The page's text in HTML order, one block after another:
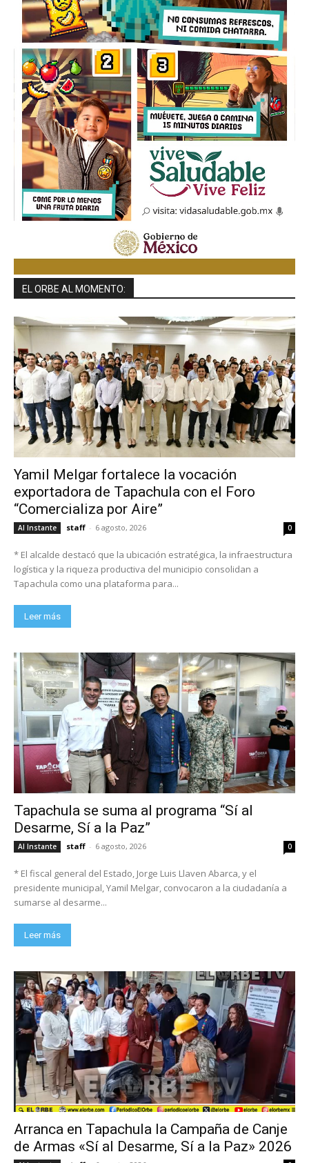
EL ORBE AL MOMENTO:
Yamil Melgar fortalece la vocación
exportadora de Tapachula con el Foro
“Comercializa por Aire”
Al Instante staff - 6 agosto, 2026 0
* El alcalde destacó que la ubicación estratégica, la infraestructura
logística y la riqueza productiva del municipio consolidan a
Tapachula como una plataforma para...
Leer más
Tapachula se suma al programa “Sí al
Desarme, Sí a la Paz”
Al Instante staff - 6 agosto, 2026 0
* El fiscal general del Estado, Jorge Luis Llaven Abarca, y el
presidente municipal, Yamil Melgar, convocaron a la ciudadanía a
sumarse al desarme...
Leer más
Arranca en Tapachula la Campaña de Canje
de Armas «Sí al Desarme, Sí a la Paz» 2026